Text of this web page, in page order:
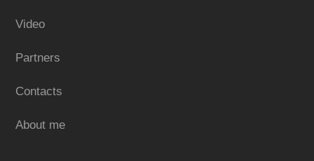
Video
Partners
Contacts
About me